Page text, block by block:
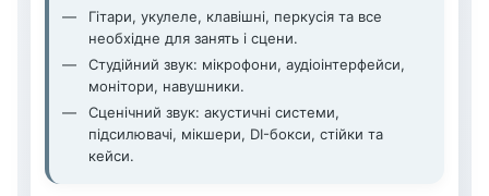
Гітари, укулеле, клавішні, перкусія та все
необхідне для занять і сцени.
Студійний звук: мікрофони, аудіоінтерфейси,
монітори, навушники.
Сценічний звук: акустичні системи,
підсилювачі, мікшери, DI-бокси, стійки та
кейси.